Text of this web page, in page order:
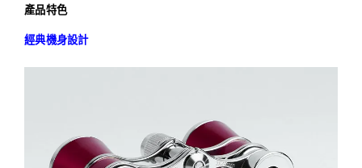
產品特色
經典機身設計